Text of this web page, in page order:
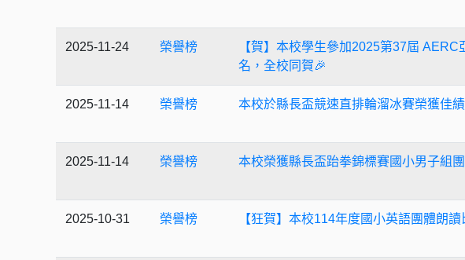
2025-11-24 榮譽榜
【賀】本校學生參加2025第37屆
名，全校同賀🎉
2025-11-14 榮譽榜 本校於縣長盃競速直排輪溜冰賽榮獲佳
2025-11-14 榮譽榜 本校榮獲縣長盃跆拳錦標賽國小男子組
2025-10-31 榮譽榜 【狂賀】本校114年度國小英語團體朗